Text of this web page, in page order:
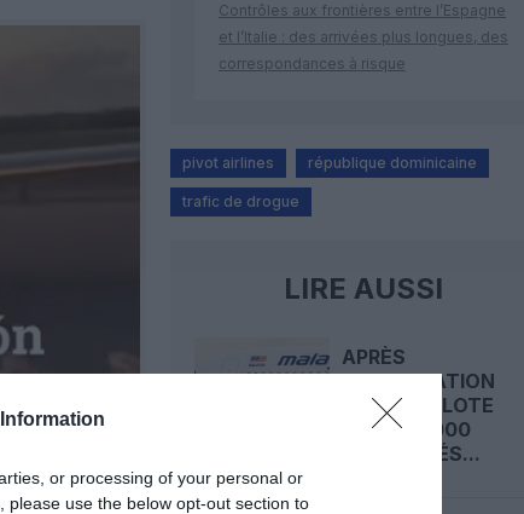
or processing of your personal or
use the below opt-out section to
Contrôles aux frontières entre l’Espagne
et l’Italie : des arrivées plus longues, des
correspondances à risque
pivot airlines république dominicaine
trafic de drogue
LIRE AUSSI
APRÈS
L’ARRESTATION
D’UN COPILOTE
AVEC 70 000
COMPRIMÉS...